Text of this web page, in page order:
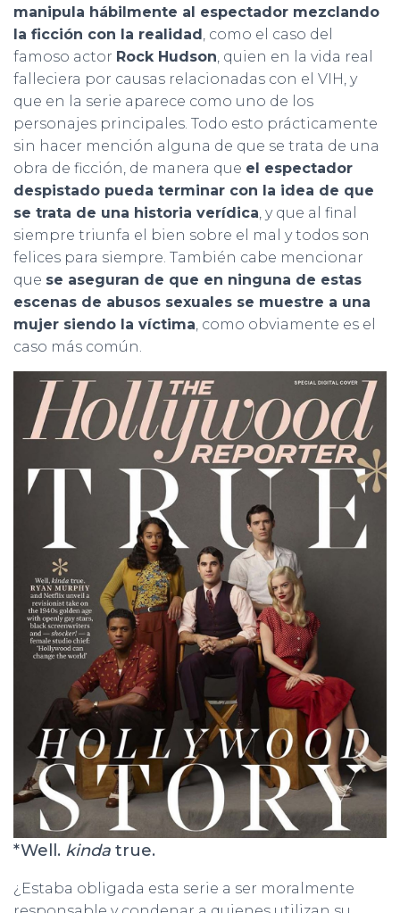
manipula hábilmente al espectador mezclando
la ficción con la realidad , como el caso del
famoso actor Rock Hudson, quien en la vida real
falleciera por causas relacionadas con el VIH, y
que en la serie aparece como uno de los
personajes principales. Todo esto prácticamente
sin hacer mención alguna de que se trata de una
obra de ficción, de manera que el espectador
despistado pueda terminar con la idea de que
se trata de una historia verídica, y que al final
siempre triunfa el bien sobre el mal y todos son
felices para siempre. También cabe mencionar
que se aseguran de que en ninguna de estas
escenas de abusos sexuales se muestre a una
mujer siendo la víctima, como obviamente es el
caso más común.
*Well. kinda true.
¿Estaba obligada esta serie a ser moralmente